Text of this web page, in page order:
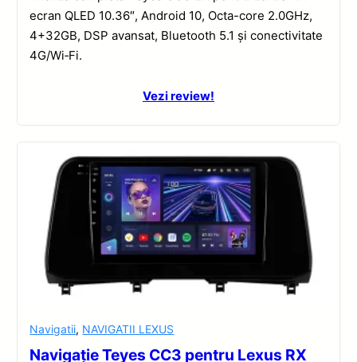
ecran QLED 10.36″, Android 10, Octa-core 2.0GHz,
4+32GB, DSP avansat, Bluetooth 5.1 și conectivitate
4G/Wi‑Fi.
Vezi review!
Navigatii, NAVIGATII LEXUS
Navigație Teyes CC3 pentru Lexus RX